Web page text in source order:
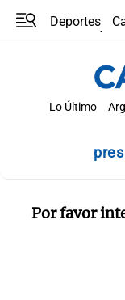
Deportes
Lo Último
Por favor